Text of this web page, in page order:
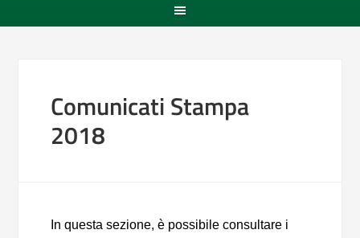
Comunicati Stampa
2018
In questa sezione, è possibile consultare i